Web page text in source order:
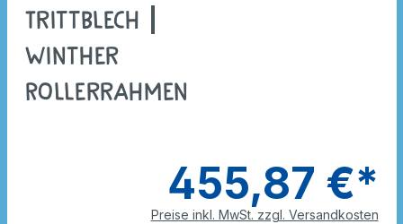
Trittblech |
Winther
Rollerrahmen
455,87 €*
Preise inkl. MwSt. zzgl. Versandkosten